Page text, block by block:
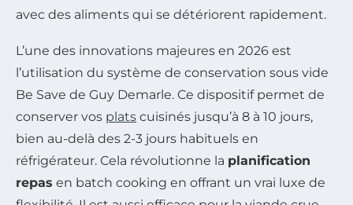
avec des aliments qui se détériorent rapidement.
L’une des innovations majeures en 2026 est
l’utilisation du système de conservation sous vide
Be Save de Guy Demarle. Ce dispositif permet de
conserver vos plats cuisinés jusqu’à 8 à 10 jours,
bien au-delà des 2-3 jours habituels en
réfrigérateur. Cela révolutionne la planification
repas en batch cooking en offrant un vrai luxe de